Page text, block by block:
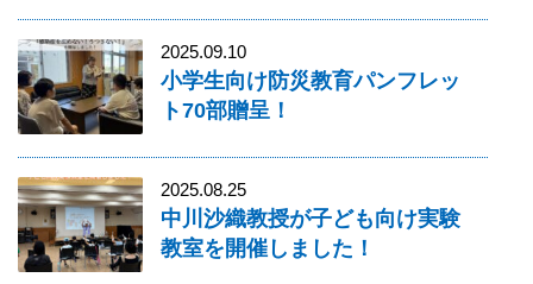
2025.09.10
小学生向け防災教育パンフレッ
ト70部贈呈！
2025.08.25
中川沙織教授が子ども向け実験
教室を開催しました！